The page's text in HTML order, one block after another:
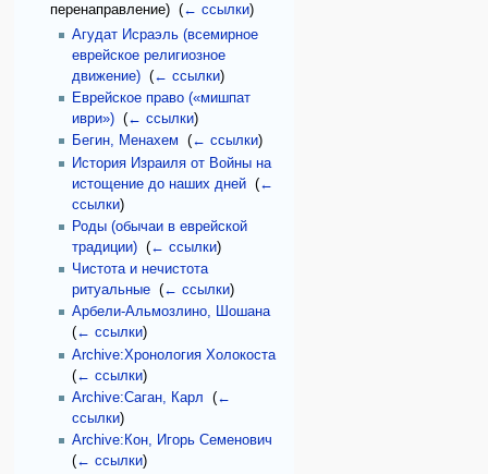
перенаправление) ‎ (← ссылки)
Агудат Исраэль (всемирное
еврейское религиозное
движение) ‎(← ссылки)
Еврейское право («мишпат
иври») ‎(← ссылки)
Бегин, Менахем ‎(← ссылки)
История Израиля от Войны на
истощение до наших дней ‎(←
ссылки)
Роды (обычаи в еврейской
традиции) ‎(← ссылки)
Чистота и нечистота
ритуальные ‎(← ссылки)
Арбели-Альмозлино, Шошана‎
(← ссылки)
Archive:Хронология Холокоста
(← ссылки)
Archive:Саган, Карл ‎(←
ссылки)
Archive:Кон, Игорь Семенович
(← ссылки)